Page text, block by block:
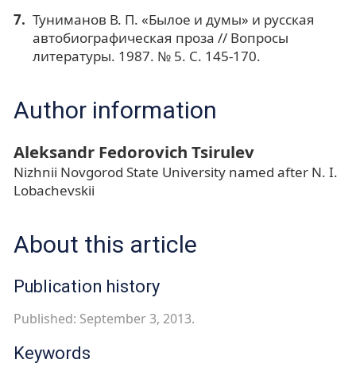
Туниманов В. П. «Былое и думы» и русская
автобиографическая проза // Вопросы
литературы. 1987. № 5. С. 145-170.
Author information
Aleksandr Fedorovich Tsirulev
Nizhnii Novgorod State University named after N. I.
Lobachevskii
About this article
Publication history
Published: September 3, 2013.
Keywords